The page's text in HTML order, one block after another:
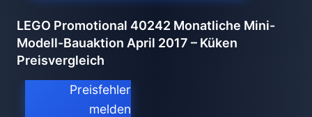
LEGO Promotional 40242 Monatliche Mini-
Modell-Bauaktion April 2017 – Küken
Preisvergleich
Preisfehler
melden